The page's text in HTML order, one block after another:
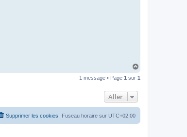
u
1 message • Page 1 sur 1
Aller
Fuseau horaire sur UTC+02:00
Supprimer les cookies